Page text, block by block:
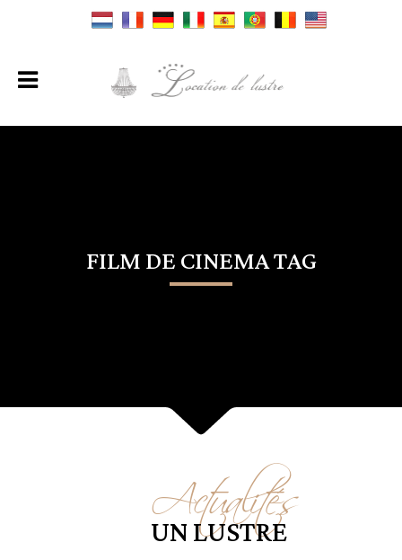
FILM DE CINEMA TAG
Actualités
UN LUSTRE